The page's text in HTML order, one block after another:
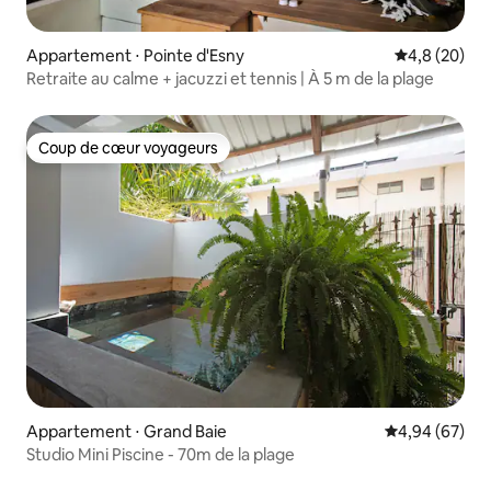
Appartement ⋅ Pointe d'Esny Évaluation
4,8 (20)
Retraite au calme + jacuzzi et tennis | À 5 m de la plage
Coup de cœur voyageurs
Coup de cœur voyageurs
Appartement ⋅ Grand Baie Évaluation
4,94 (67)
Studio Mini Piscine - 70m de la plage